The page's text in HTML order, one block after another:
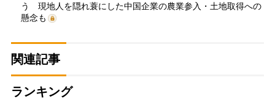
う 現地人を隠れ蓑にした中国企業の農業参入・土地取得への
懸念も
関連記事
ランキング